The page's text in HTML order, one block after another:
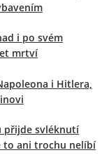
i po svém
mrtví
i Hitlera,
přijde svléknutí
to ani trochu nelíbí